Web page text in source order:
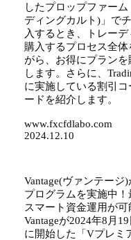
したプロップファー
ディングカルト)」で
入するとき、トレー
購入するプロセス全
がら、お得にプラン
します。さらに、
に実施している割引
ードを紹介します。
www.fxcfdlabo.com
2024.12.10
Vantage(ヴァンテージ
プログラムを実施中
スマート資金運用が可
Vantageが2024年8月
に開始した「Vプレミ